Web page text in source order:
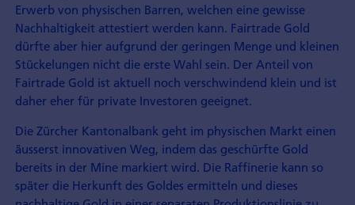
Erwerb von physischen Barren, welchen eine gewisse
Nachhaltigkeit attestiert werden kann. Fairtrade Gold
dürfte aber hier aufgrund der geringen Menge und kleinen
Stückelungen nicht die erste Wahl sein. Der Anteil von
Fairtrade Gold ist aktuell noch verschwindend klein und ist
daher eher für private Investoren geeignet.
Die Zürcher Kantonalbank geht im physischen Markt einen
äusserst innovativen Weg, indem das geschürfte Gold
bereits in der Mine markiert wird. Die Raffinerie kann so
später die Herkunft des Goldes ermitteln und dieses